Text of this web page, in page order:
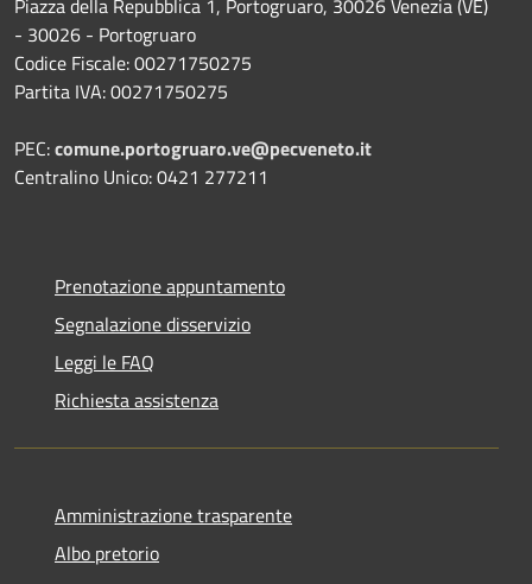
Piazza della Repubblica 1, Portogruaro, 30026 Venezia (VE)
- 30026 - Portogruaro
Codice Fiscale: 00271750275
Partita IVA: 00271750275
PEC:comune.portogruaro.ve@pecveneto.it
Centralino Unico: 0421 277211
Prenotazione appuntamento
Segnalazione disservizio
Leggi le FAQ
Richiesta assistenza
Amministrazione trasparente
Albo pretorio